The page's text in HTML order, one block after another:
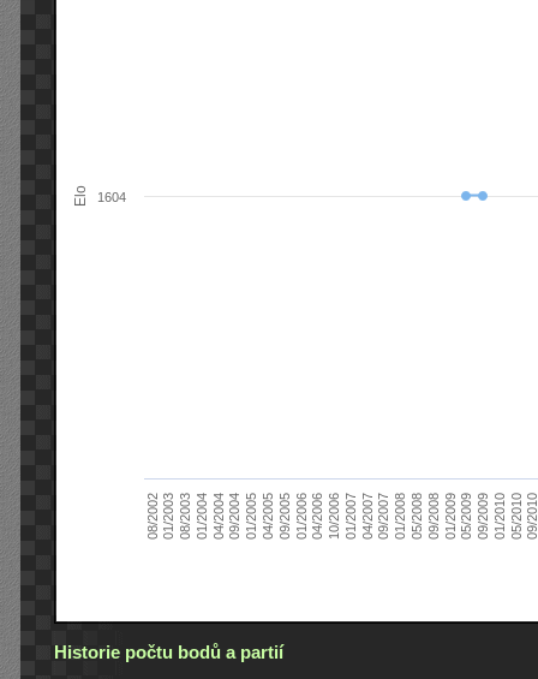
Elo
08/200201/200308/200301/200404/200409/200401/200504/200509/200501/200604/200610/200601/200704/200709/200701/200805/200809/200801/200905/200909/200901/201005/201009/
1604
Historie počtu bodů a partií